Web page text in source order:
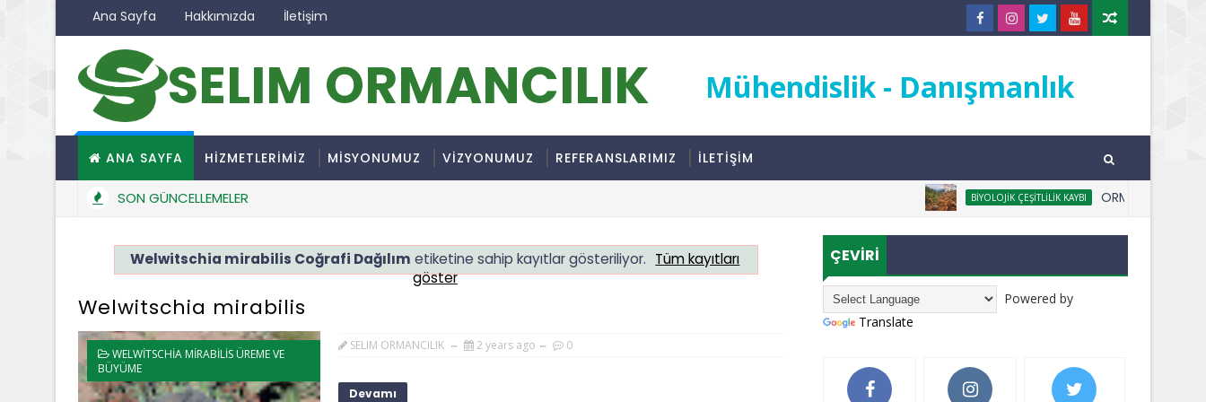
Ana Sayfa Hakkımızda İletişim
SELIM ORMANCILIK Mühendislik - Danışmanlık
ANA SAYFA HİZMETLERİMİZ MİSYONUMUZ VİZYONUMUZ REFERANSLARIMIZ İLETİŞİM
SON GÜNCELLEMELER BIYOLOJIK ÇEŞITLILIK KAYBI ORMANSIZLAŞMA
Welwitschia mirabilis Coğrafi Dağılım etiketine sahip kayıtlar gösteriliyor. Tüm kayıtları
göster
Welwitschia mirabilis
WELWITSCHIA MIRABILIS ÜREME VE
BÜYÜME
SELIM ORMANCILIK 2 years ago 0
Devamı
ÇEVİRİ
Powered by
Translate